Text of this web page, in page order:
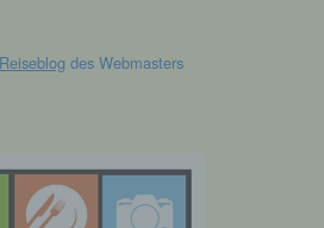
Reiseblog des Webmasters
gesondert aufbewahrt werden
und organisatorischen